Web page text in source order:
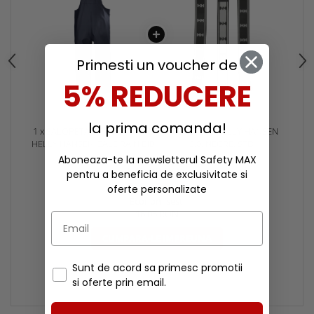
1 x SALOPETA DE LUCRU PVC
HELLY HANSEN GALE RAIN BIB
1 x BRETELE HELLY HANSEN
542,00 RON
525,95 RON
16,05 RON
Primesti un voucher de
5% REDUCERE
la prima comanda!
Aboneaza-te la newsletterul Safety MAX
pentru a beneficia de exclusivitate si
oferte personalizate
Sunt de acord sa primesc promotii
si oferte prin email.